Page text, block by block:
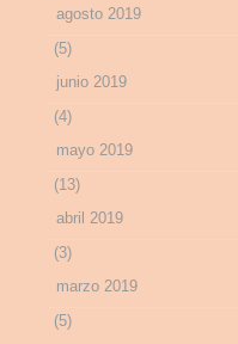
agosto 2019
(5)
junio 2019
(4)
mayo 2019
(13)
abril 2019
(3)
marzo 2019
(5)